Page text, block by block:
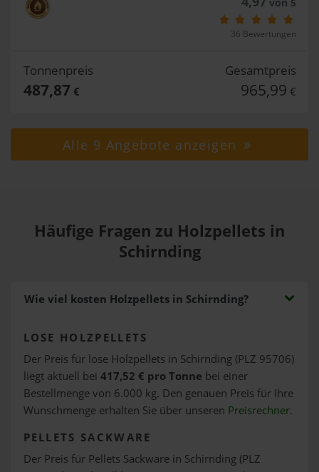
36 Bewertungen
Tonnenpreis
487,87 €
Gesamtpreis
965,99 €
Alle 9 Angebote anzeigen
Häufige Fragen zu Holzpellets in
Schirnding
Wie viel kosten Holzpellets in Schirnding?
LOSE HOLZPELLETS
Der Preis für lose Holzpellets in Schirnding (PLZ 95706)
liegt aktuell bei 417,52 € pro Tonne bei einer
Bestellmenge von 6.000 kg. Den genauen Preis für Ihre
Wunschmenge erhalten Sie über unseren Preisrechner.
PELLETS SACKWARE
Der Preis für Pellets Sackware in Schirnding (PLZ